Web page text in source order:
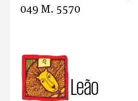
049 M. 5570
Leão